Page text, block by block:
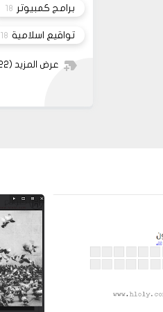
برامج كمبيوتر 18
تواقيع اسلامية 18
عرض المزيد (22)